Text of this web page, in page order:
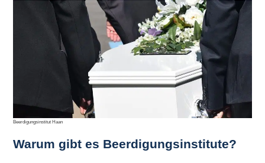
Beerdigungsinstitut Haan
Warum gibt es Beerdigungsinstitute?